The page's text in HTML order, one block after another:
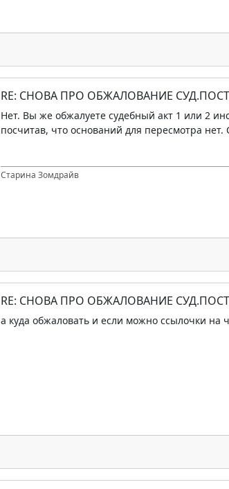
RE: СНОВА ПРО ОБЖАЛОВАНИЕ
Нет. Вы же обжалуете судебный акт 1 или 2
посчитав, что оснований для пересмотра
Старина Зомдрайв
RE: СНОВА ПРО ОБЖАЛОВАНИЕ
а куда обжаловать и если можно ссылочки на